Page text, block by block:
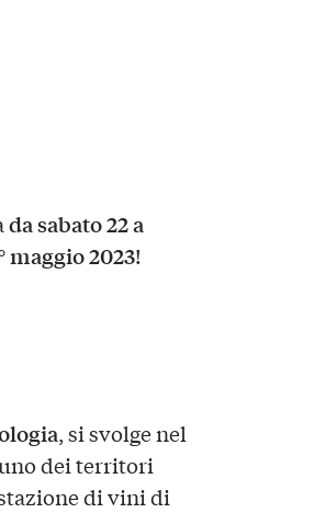
da sabato 22 a
maggio 2023!
, si svolge nel
dei territori
di vini di